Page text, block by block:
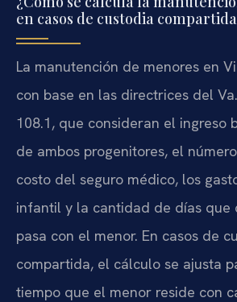
en casos de custodia
La manutención de menores en
con base en las directrices del
108.1, que consideran el ingreso
de ambos progenitores, el
costo del seguro médico, los
infantil y la cantidad de días que
pasa con el menor. En casos de
compartida, el cálculo se ajusta
tiempo que el menor reside con